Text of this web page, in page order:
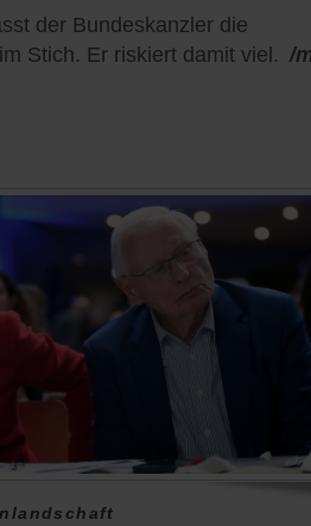
der Bundeskanzler die
Stich. Er riskiert damit viel. /